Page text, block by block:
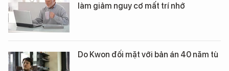
làm giảm nguy cơ mất trí nhớ
Do Kwon đối mặt với bản án 40 năm tù